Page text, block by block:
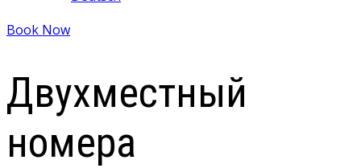
Book Now
Двухместный
номера